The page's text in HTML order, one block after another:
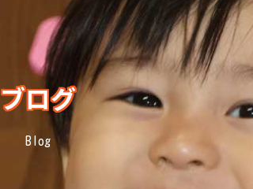
ブログ
Blog